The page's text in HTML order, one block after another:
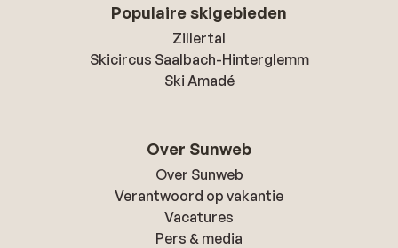
Populaire skigebieden
Zillertal
Skicircus Saalbach-Hinterglemm
Ski Amadé
Over Sunweb
Over Sunweb
Verantwoord op vakantie
Vacatures
Pers & media